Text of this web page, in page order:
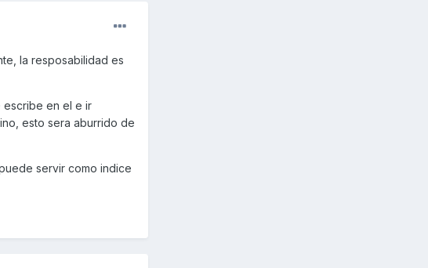
la resposabilidad es
escribe en el e ir
esto sera aburrido de
servir como indice